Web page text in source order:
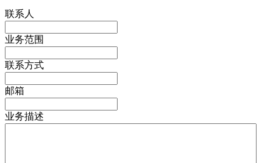
联系人
业务范围
联系方式
邮箱
业务描述